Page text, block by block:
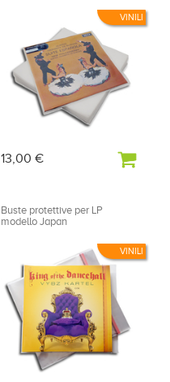
VINILI
13,00 €
VINILI
Buste protettive per LP
modello Japan